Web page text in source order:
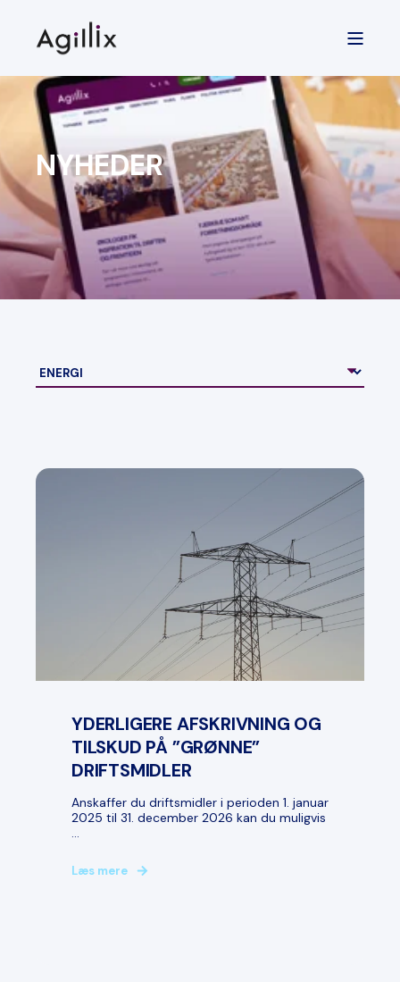
NYHEDER
YDERLIGERE AFSKRIVNING OG
TILSKUD PÅ ”GRØNNE”
DRIFTSMIDLER
Anskaffer du driftsmidler i perioden 1. januar
2025 til 31. december 2026 kan du muligvis
...
Læs mere